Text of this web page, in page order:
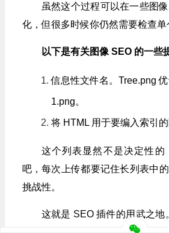
虽然这个过程可以在一些图
化，但很多时候你仍然需要检查单
以下是有关图像 SEO 的一些
信息性文件名。Tree.png
1.png。
将 HTML 用于要编入索引
这个列表显然不是决定性的
吧，每次上传都要记住长列表中
挑战性。
这就是 SEO 插件的用武之地